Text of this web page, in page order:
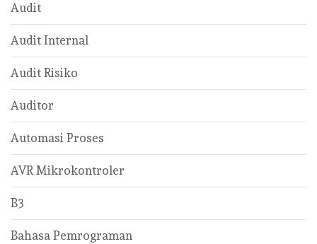
Audit
Audit Internal
Audit Risiko
Auditor
Automasi Proses
AVR Mikrokontroler
B3
Bahasa Pemrograman